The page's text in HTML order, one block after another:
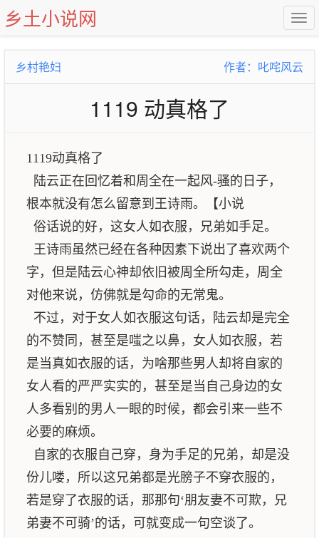
乡土小说网
乡村艳妇 作者：叱咤风云
1119 动真格了
1119动真格了
陆云正在回忆着和周全在一起风-骚的日子，
根本就没有怎么留意到王诗雨。【小说
俗话说的好，这女人如衣服，兄弟如手足。
王诗雨虽然已经在各种因素下说出了喜欢两个
字，但是陆云心神却依旧被周全所勾走，周全
对他来说，仿佛就是勾命的无常鬼。
不过，对于女人如衣服这句话，陆云却是完全
的不赞同，甚至是嗤之以鼻，女人如衣服，若
是当真如衣服的话，为啥那些男人却将自家的
女人看的严严实实的，甚至是当自己身边的女
人多看别的男人一眼的时候，都会引来一些不
必要的麻烦。
自家的衣服自己穿，身为手足的兄弟，却是没
份儿喽，所以这兄弟都是光膀子不穿衣服的，
若是穿了衣服的话，那那句‘朋友妻不可欺，兄
弟妻不可骑’的话，可就变成一句空谈了。